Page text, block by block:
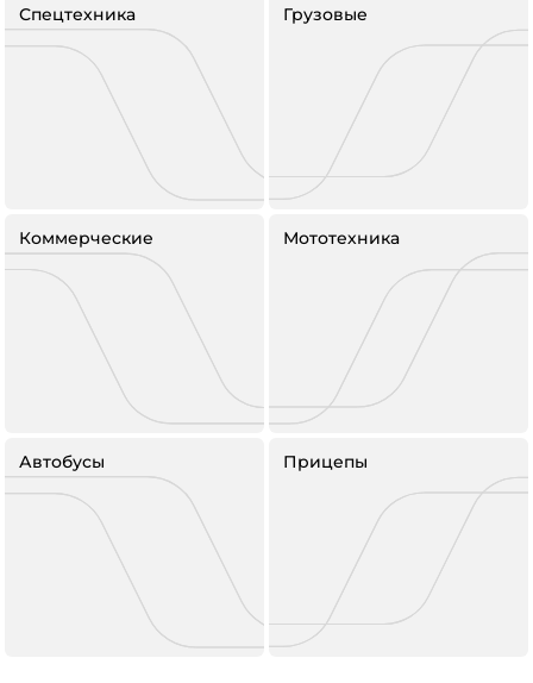
Спецтехника Грузовые
Коммерческие Мототехника
Автобусы Прицепы